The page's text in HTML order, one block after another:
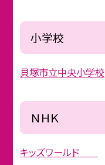
小学校
貝塚市立中央小学校
ＮＨＫ
キッズワールド